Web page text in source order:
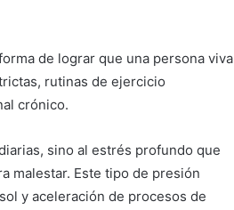
de lograr que una persona viva
rutinas de ejercicio
crónico.
sino al estrés profundo que
malestar. Este tipo de presión
y aceleración de procesos de